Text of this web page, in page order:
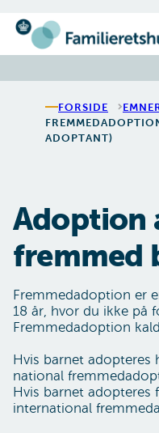
Gå til forsiden
FORSIDE
ADOPTANT)
Adoption
fremmed
Fremmedadoption er
18 år, hvor du ikke på
Fremmedadoption
Hvis barnet adopteres
national
Hvis barnet adopteres
international